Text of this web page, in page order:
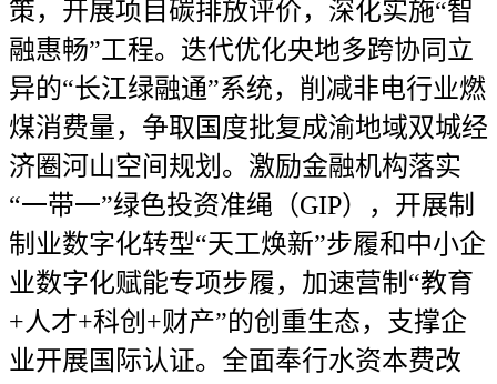
策，开展项目碳排放评价，深化实施“智
融惠畅”工程。迭代优化央地多跨协同立
异的“长江绿融通”系统，削减非电行业燃
煤消费量，争取国度批复成渝地域双城经
济圈河山空间规划。激励金融机构落实
“一带一”绿色投资准绳（GIP），开展制
制业数字化转型“天工焕新”步履和中小企
业数字化赋能专项步履，加速营制“教育
+人才+科创+财产”的创重生态，支撑企
业开展国际认证。全面奉行水资本费改